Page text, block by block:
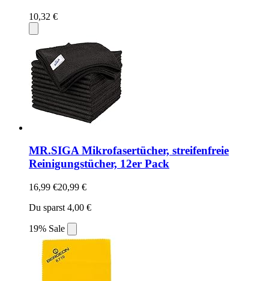
10,32 €
MR.SIGA Mikrofasertücher, streifenfreie
Reinigungstücher, 12er Pack
16,99 €20,99 €
Du sparst 4,00 €
19% Sale